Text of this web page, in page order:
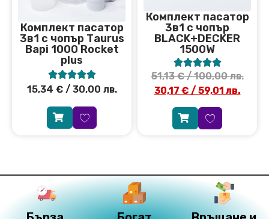
Комплект пасатор
3в1 с чопър Тaurus
Bapi 1000 Rocket
plus

15,34 €/ 30,00 лв.
Комплект пасатор
3в1 с чопър
BLACK+DECKER
1500W

51,13€/ 100,00 лв.
30,17 € / 59,01 лв.